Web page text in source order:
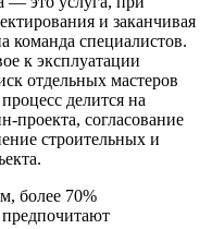
и заканчивая
команда специалистов.
к эксплуатации
отдельных мастеров
делится на
проекта, согласование
строительных и
более 70%